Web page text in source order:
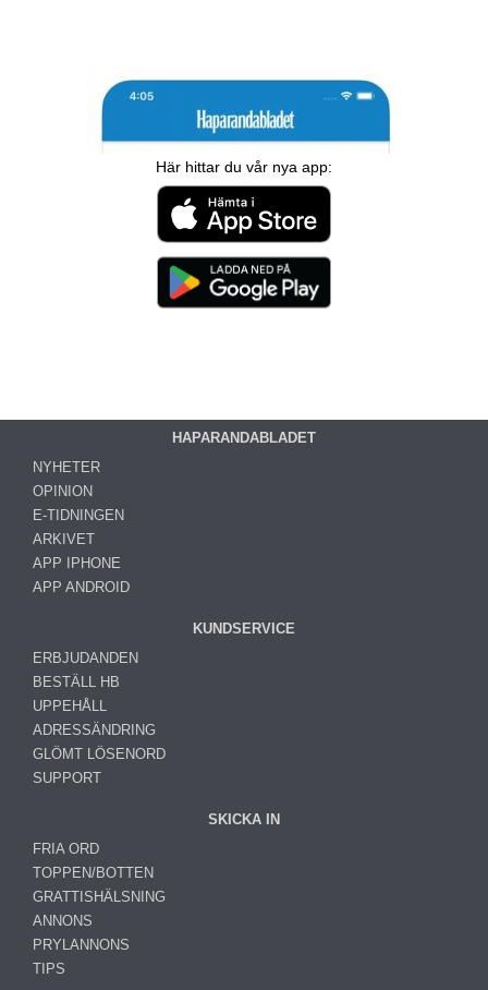
Här hittar du vår nya app:
HAPARANDABLADET
NYHETER
OPINION
E-TIDNINGEN
ARKIVET
APP IPHONE
APP ANDROID
KUNDSERVICE
ERBJUDANDEN
BESTÄLL HB
UPPEHÅLL
ADRESSÄNDRING
GLÖMT LÖSENORD
SUPPORT
SKICKA IN
FRIA ORD
TOPPEN/BOTTEN
GRATTISHÄLSNING
ANNONS
PRYLANNONS
TIPS